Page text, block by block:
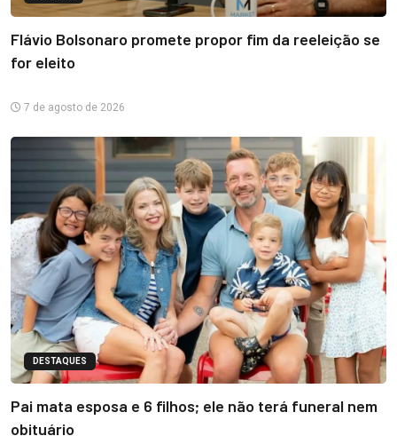
Flávio Bolsonaro promete propor fim da reeleição se
for eleito
7 de agosto de 2026
DESTAQUES
Pai mata esposa e 6 filhos; ele não terá funeral nem
obituário